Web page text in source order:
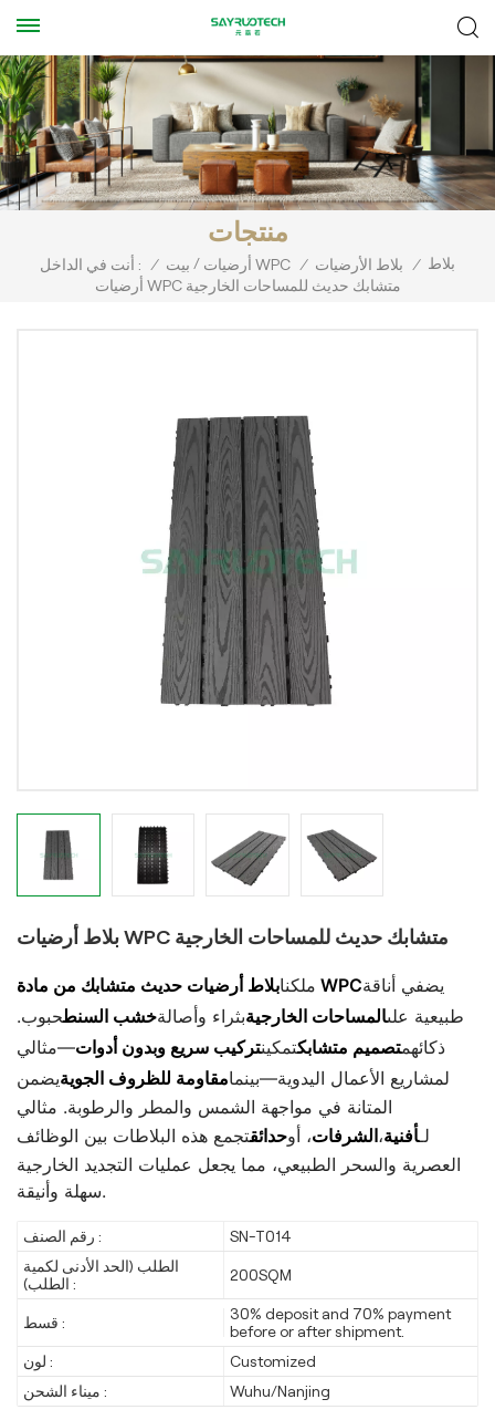
منتجات
أنت في الداخل : / بيت / أرضيات WPC / بلاط الأرضيات / بلاط
أرضيات WPC متشابك حديث للمساحات الخارجية
بلاط أرضيات WPC متشابك حديث للمساحات الخارجية
ملكنا بلاط أرضيات حديث متشابك من مادة WPCيضفي أناقة
طبيعية علىالمساحات الخارجيةبثراء وأصالةخشب السنطحبوب.
ذكائهمتصميم متشابكتمكينتركيب سريع وبدون أدوات—مثالي
لمشاريع الأعمال اليدوية—بينمامقاومة للظروف الجويةيضمن
المتانة في مواجهة الشمس والمطر والرطوبة. مثالي
لـأفنية،الشرفات، أوحدائقتجمع هذه البلاطات بين الوظائف
العصرية والسحر الطبيعي، مما يجعل عمليات التجديد الخارجية
سهلة وأنيقة.
رقم الصنف :
SN-T014
الطلب (الحد الأدنى لكمية
الطلب) :
200SQM
قسط :
30% deposit and 70% payment
before or after shipment.
لون :
Customized
ميناء الشحن :
Wuhu/Nanjing